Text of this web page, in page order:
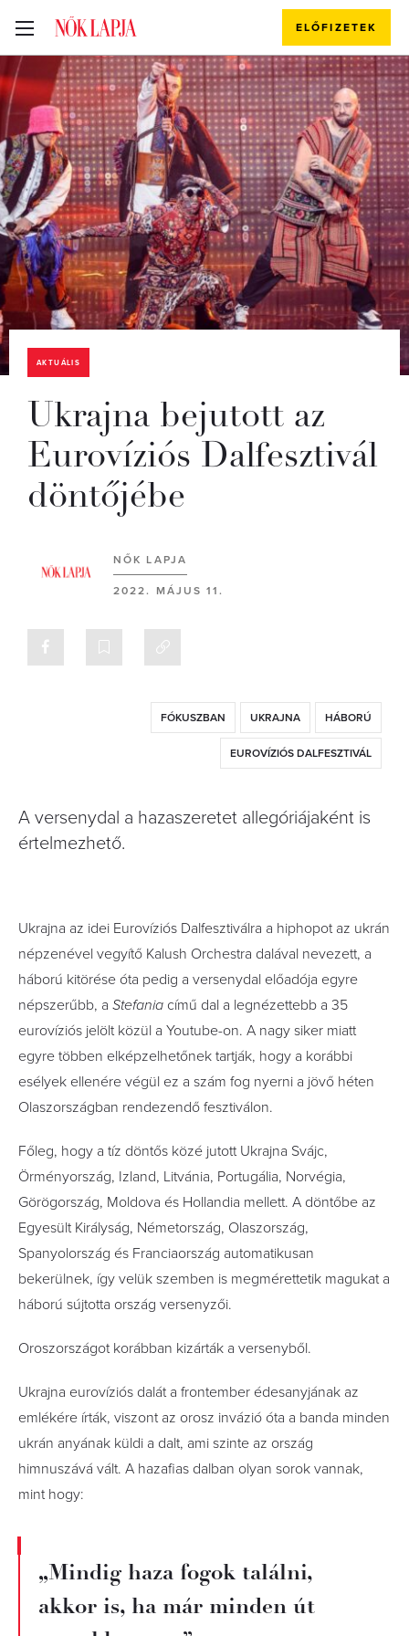
ELŐFIZETEK
AKTUÁLIS
Ukrajna bejutott az
Eurovíziós Dalfesztivál
döntőjébe
NŐK LAPJA
2022. MÁJUS 11.
FÓKUSZBAN UKRAJNA HÁBORÚ
EUROVÍZIÓS DALFESZTIVÁL
A versenydal a hazaszeretet allegóriájaként is
értelmezhető.
Ukrajna az idei Eurovíziós Dalfesztiválra a hiphopot az ukrán
népzenével vegyítő Kalush Orchestra dalával nevezett, a
háború kitörése óta pedig a versenydal előadója egyre
népszerűbb, a Stefania című dal a legnézettebb a 35
eurovíziós jelölt közül a Youtube-on. A nagy siker miatt
egyre többen elképzelhetőnek tartják, hogy a korábbi
esélyek ellenére végül ez a szám fog nyerni a jövő héten
Olaszországban rendezendő fesztiválon.
Főleg, hogy a tíz döntős közé jutott Ukrajna Svájc,
Örményország, Izland, Litvánia, Portugália, Norvégia,
Görögország, Moldova és Hollandia mellett. A döntőbe az
Egyesült Királyság, Németország, Olaszország,
Spanyolország és Franciaország automatikusan
bekerülnek, így velük szemben is megmérettetik magukat a
háború sújtotta ország versenyzői.
Oroszországot korábban kizárták a versenyből.
Ukrajna eurovíziós dalát a frontember édesanyjának az
emlékére írták, viszont az orosz invázió óta a banda minden
ukrán anyának küldi a dalt, ami szinte az ország
himnuszává vált. A hazafias dalban olyan sorok vannak,
mint hogy:
„Mindig haza fogok találni,
akkor is, ha már minden út